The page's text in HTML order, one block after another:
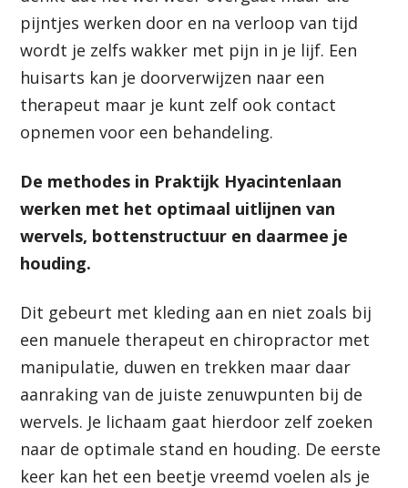
pijntjes werken door en na verloop van tijd
wordt je zelfs wakker met pijn in je lijf. Een
huisarts kan je doorverwijzen naar een
therapeut maar je kunt zelf ook contact
opnemen voor een behandeling.
De methodes in Praktijk Hyacintenlaan
werken met het optimaal uitlijnen van
wervels, bottenstructuur en daarmee je
houding.
Dit gebeurt met kleding aan en niet zoals bij
een manuele therapeut en chiropractor met
manipulatie, duwen en trekken maar daar
aanraking van de juiste zenuwpunten bij de
wervels. Je lichaam gaat hierdoor zelf zoeken
naar de optimale stand en houding. De eerste
keer kan het een beetje vreemd voelen als je